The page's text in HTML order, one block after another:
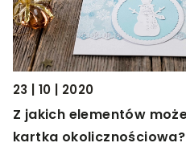
23 | 10 | 2020
Z jakich elementów
kartka okolicznościowa?